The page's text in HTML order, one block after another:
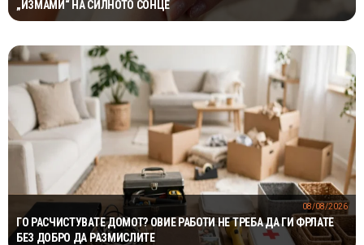
„ИЗМАМИ“ НА СИЛНОТО СОНЦЕ
ГО РАСЧИСТУВАТЕ ДОМОТ? ОВИЕ РАБОТИ НЕ ТРЕБА ДА ГИ ФРЛАТЕ
БЕЗ ДОБРО ДА РАЗМИСЛИТЕ
08/08/2026